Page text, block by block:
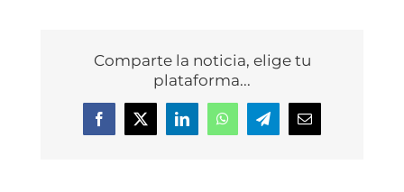
Comparte la noticia, elige tu
plataforma...
Facebook
X LinkedInWhatsAppTelegramCorreo
electrónico